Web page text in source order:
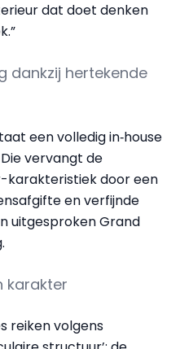
dat doet denken
dankzij hertekende
een volledig in‑house
vervangt de
karakteristiek door een
en verfijnde
uitgesproken Grand
karakter
reiken volgens